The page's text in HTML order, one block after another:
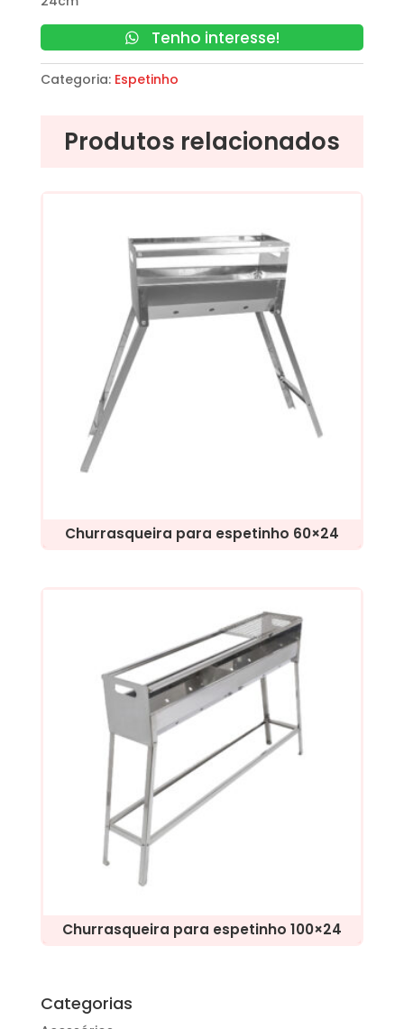
Tenho interesse!
Categoria: Espetinho
Produtos relacionados
Churrasqueira para espetinho 60×24
Churrasqueira para espetinho 100×24
Categorias